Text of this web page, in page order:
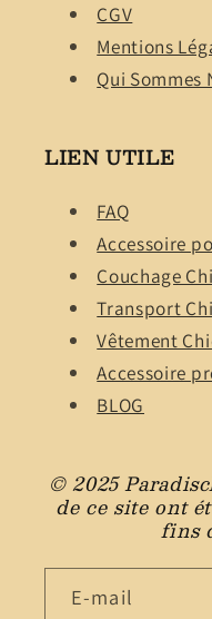
CGV
Mentions
Qui Sommes
LIEN UTILE
FAQ
Accessoire
Couchage
Transport
Vêtement
Accessoire
BLOG
© 2025
de ce site ont
fins
E-mail